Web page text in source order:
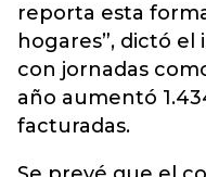
reporta esta
hogares”, dictó el
con jornadas
año aumentó
facturadas.